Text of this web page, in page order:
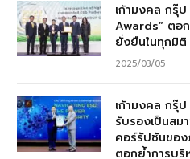
เก้ามงคล กรุ๊
Awards” ตอ
ยั่งยืนในทุกมิติ
2025/03/05
เก้ามงคล กรุ๊
รับรองเป็นสม
คอร์รัปชันของ
ตอกย้ำการบริ